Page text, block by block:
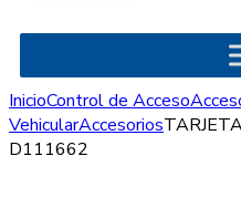
InicioControl de Acceso
VehicularAccesorios
D111662